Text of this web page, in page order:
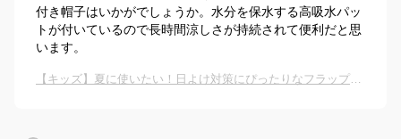
付き帽子はいかがでしょうか。水分を保水する高吸水パッ
トが付いているので長時間涼しさが持続されて便利だと思
います。
【キッズ】夏に使いたい！日よけ対策にぴったりなフラップ付き帽子のおすすめは？